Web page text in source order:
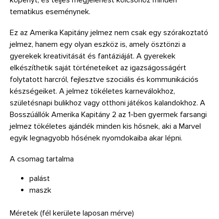
tematikus eseménynek.
Ez az Amerika Kapitány jelmez nem csak egy szórakoztató
jelmez, hanem egy olyan eszköz is, amely ösztönzi a
gyerekek kreativitását és fantáziáját. A gyerekek
elkészíthetik saját történeteiket az igazságosságért
folytatott harcról, fejlesztve szociális és kommunikációs
készségeiket. A jelmez tökéletes karneválokhoz,
születésnapi bulikhoz vagy otthoni játékos kalandokhoz. A
Bosszúállók Amerika Kapitány 2 az 1-ben gyermek farsangi
jelmez tökéletes ajándék minden kis hősnek, aki a Marvel
egyik legnagyobb hősének nyomdokaiba akar lépni.
A csomag tartalma
palást
maszk
Méretek (fél kerülete laposan mérve)